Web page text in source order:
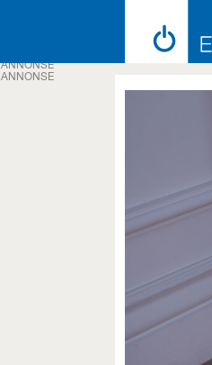
ANNONSE
ANNONSE